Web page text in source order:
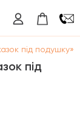
під подушку»
під